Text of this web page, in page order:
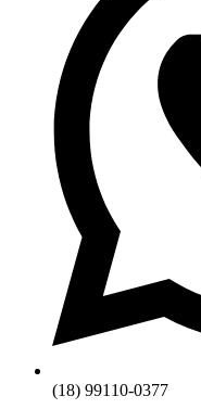
(18) 99110-0377